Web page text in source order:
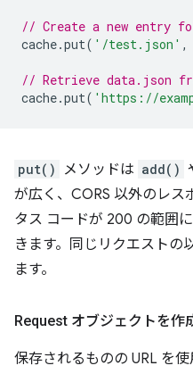
// Create a new entry
cache.put( '/test.json' ,
// Retrieve data.json
cache.put( 'https://
put() メソッドは add()
が広く、CORS 以外のレス
タス コードが 200 の範囲
きます。同じリクエストの
ます。
Request オブジェクトを作
保存されるものの URL を使